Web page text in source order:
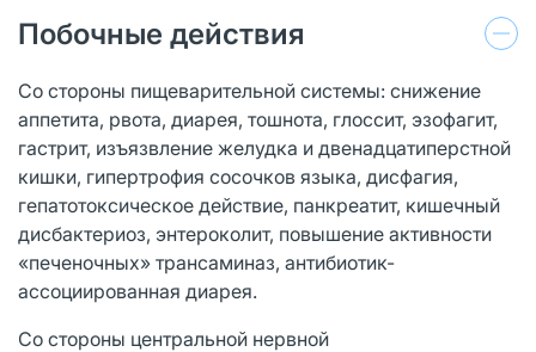
Побочные действия
Со стороны пищеварительной системы: снижение
аппетита, рвота, диарея, тошнота, глоссит, эзофагит,
гастрит, изъязвление желудка и двенадцатиперстной
кишки, гипертрофия сосочков языка, дисфагия,
гепатотоксическое действие, панкреатит, кишечный
дисбактериоз, энтероколит, повышение активности
«печеночных» трансаминаз, антибиотик-
ассоциированная диарея.
Со стороны центральной нервной